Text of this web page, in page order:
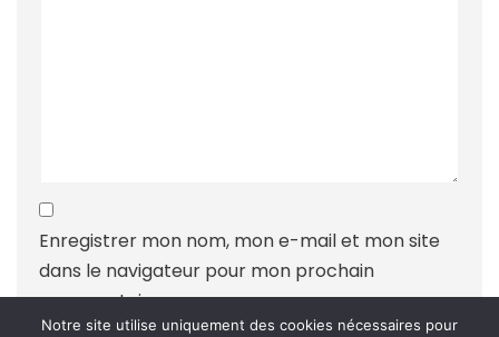
Enregistrer mon nom, mon e-mail et mon site
dans le navigateur pour mon prochain
commentaire.
Notre site utilise uniquement des cookies nécessaires pour